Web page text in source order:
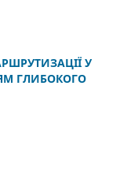
У
ГЛИБОКОГО